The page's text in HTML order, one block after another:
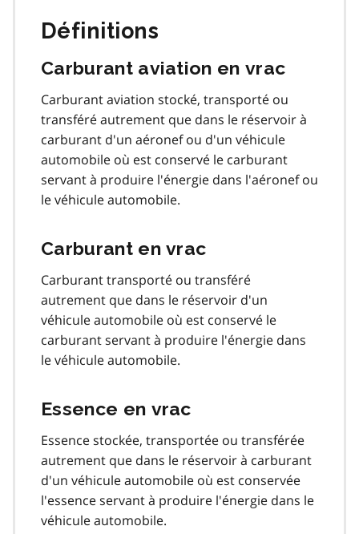
Définitions
Carburant aviation en vrac
Carburant aviation stocké, transporté ou
transféré autrement que dans le réservoir à
carburant d'un aéronef ou d'un véhicule
automobile où est conservé le carburant
servant à produire l'énergie dans l'aéronef ou
le véhicule automobile.
Carburant en vrac
Carburant transporté ou transféré
autrement que dans le réservoir d'un
véhicule automobile où est conservé le
carburant servant à produire l'énergie dans
le véhicule automobile.
Essence en vrac
Essence stockée, transportée ou transférée
autrement que dans le réservoir à carburant
d'un véhicule automobile où est conservée
l'essence servant à produire l'énergie dans le
véhicule automobile.